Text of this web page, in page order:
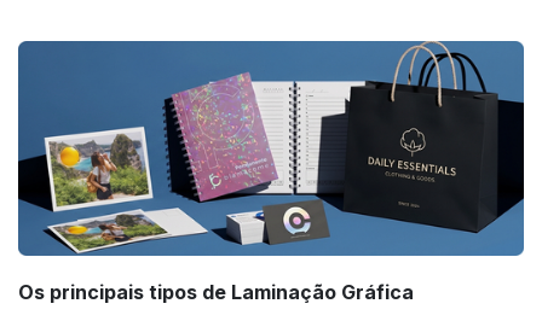
Os principais tipos de Laminação Gráfica